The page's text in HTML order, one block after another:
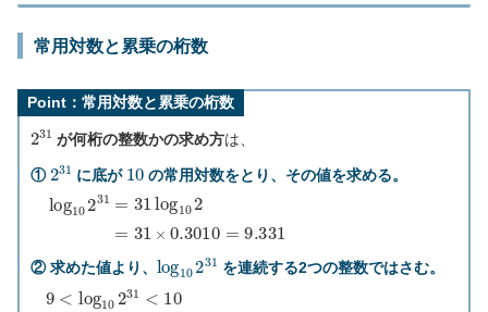
常用対数と累乗の桁数
Point：常用対数と累乗の桁数
231 が何桁の整数かの求め方は、
① 231 に底が 10 の常用対数をとり、その値を求める。
log10231= 31log102
② 求めた値より、 log 10231を連続する2つの整数ではさむ。
9 log 31 10